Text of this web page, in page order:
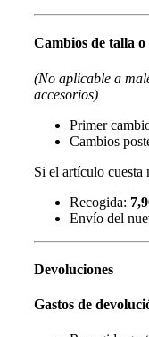
Cambios de talla o
(No aplicable a
accesorios)
Primer
Cambios
Si el artículo cuesta
Recogida:
Envío del
Devoluciones
Gastos de